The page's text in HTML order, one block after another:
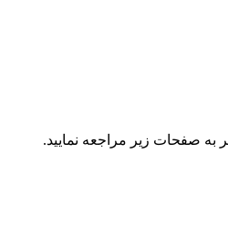
صفحات زیر مراجعه نمایید.